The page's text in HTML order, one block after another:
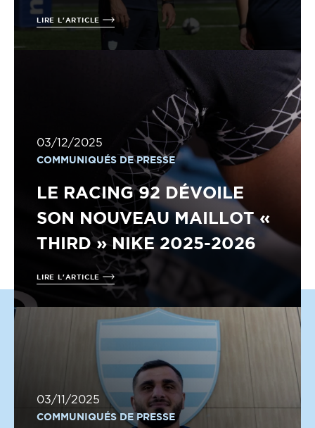
LIRE L'ARTICLE
03/12/2025
COMMUNIQUÉS DE PRESSE
LE RACING 92 DÉVOILE
SON NOUVEAU MAILLOT «
THIRD » NIKE 2025-2026
LIRE L'ARTICLE
03/11/2025
COMMUNIQUÉS DE PRESSE